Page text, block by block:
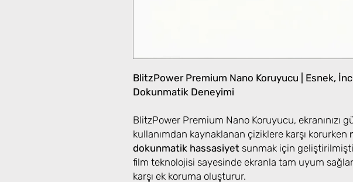
BlitzPower Premium Nano Koruyucu | Esnek,
Dokunmatik Deneyimi
BlitzPower Premium Nano Koruyucu, ekranınızı
kullanımdan kaynaklanan çiziklere karşı korurken
dokunmatik hassasiyet sunmak için
film teknolojisi sayesinde ekranla tam uyum
karşı ek koruma oluşturur.